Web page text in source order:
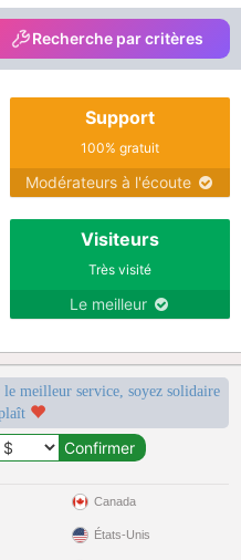
Recherche par critères
Support
100% gratuit
Modérateurs à l'écoute
Visiteurs
Très visité
Le meilleur
meilleur service, soyez solidaire
Canada
États-Unis